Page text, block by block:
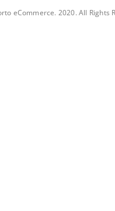
eCommerce. 2020. All Rights